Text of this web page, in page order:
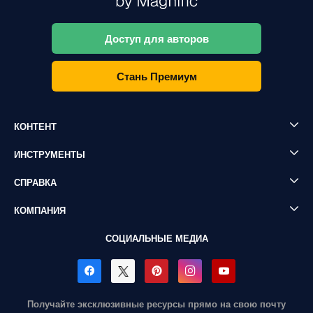
Доступ для авторов
Стань Премиум
КОНТЕНТ
ИНСТРУМЕНТЫ
СПРАВКА
КОМПАНИЯ
СОЦИАЛЬНЫЕ МЕДИА
Получайте эксклюзивные ресурсы прямо на свою почту